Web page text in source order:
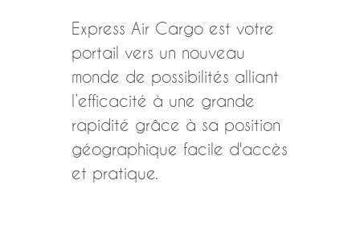
Express Air Cargo est votre
portail vers un nouveau
monde de possibilités alliant
l’efficacité à une grande
rapidité grâce à sa position
géographique facile d'accès
et pratique.